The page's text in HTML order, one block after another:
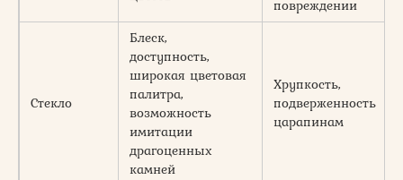
повреждении
Стекло
Блеск,
доступность,
широкая цветовая
палитра,
возможность
имитации
драгоценных
камней
Хрупкость,
подверженность
царапинам